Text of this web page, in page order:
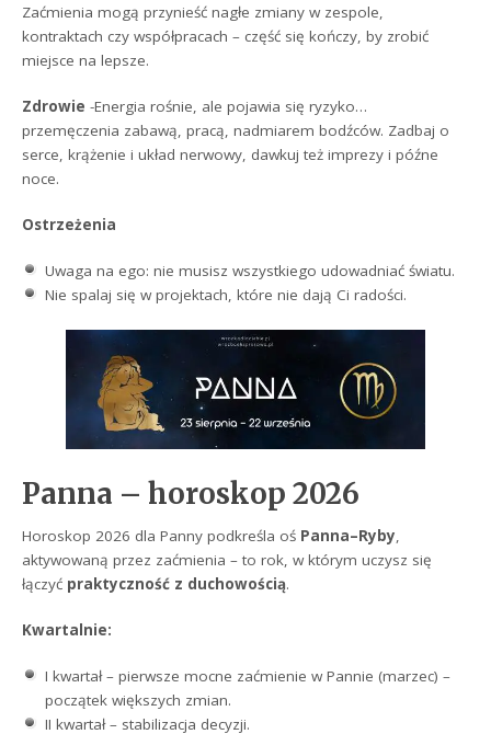
Zaćmienia mogą przynieść nagłe zmiany w zespole,
kontraktach czy współpracach – część się kończy, by zrobić
miejsce na lepsze.
Zdrowie -Energia rośnie, ale pojawia się ryzyko…
przemęczenia zabawą, pracą, nadmiarem bodźców. Zadbaj o
serce, krążenie i układ nerwowy, dawkuj też imprezy i późne
noce.
Ostrzeżenia
Uwaga na ego: nie musisz wszystkiego udowadniać światu.
Nie spalaj się w projektach, które nie dają Ci radości.
Panna – horoskop 2026
Horoskop 2026 dla Panny podkreśla oś Panna–Ryby,
aktywowaną przez zaćmienia – to rok, w którym uczysz się
łączyć praktyczność z duchowością.
Kwartalnie:
I kwartał – pierwsze mocne zaćmienie w Pannie (marzec) –
początek większych zmian.
II kwartał – stabilizacja decyzji.